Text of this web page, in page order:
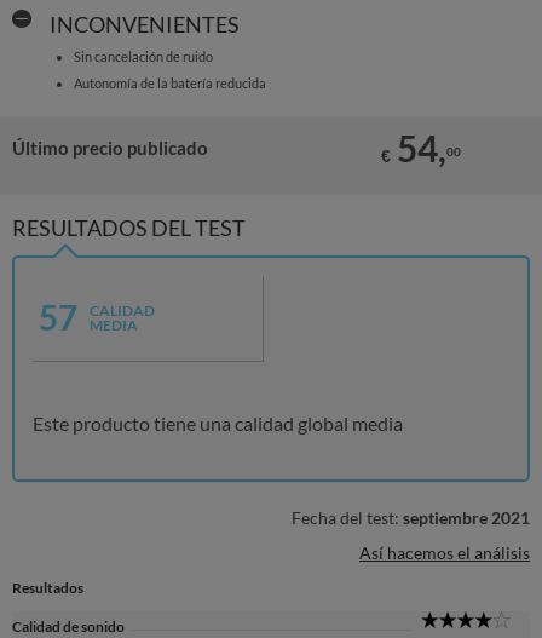
INCONVENIENTES
Sin cancelación de ruido
Autonomía de la batería reducida
Último precio publicado € 54,00
RESULTADOS DEL TEST
57
CALIDAD
MEDIA
Este producto tiene una calidad global media
Fecha del test: septiembre 2021
Así hacemos el análisis
Resultados
Calidad de sonido